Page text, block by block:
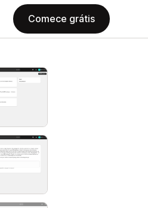
Comece grátis